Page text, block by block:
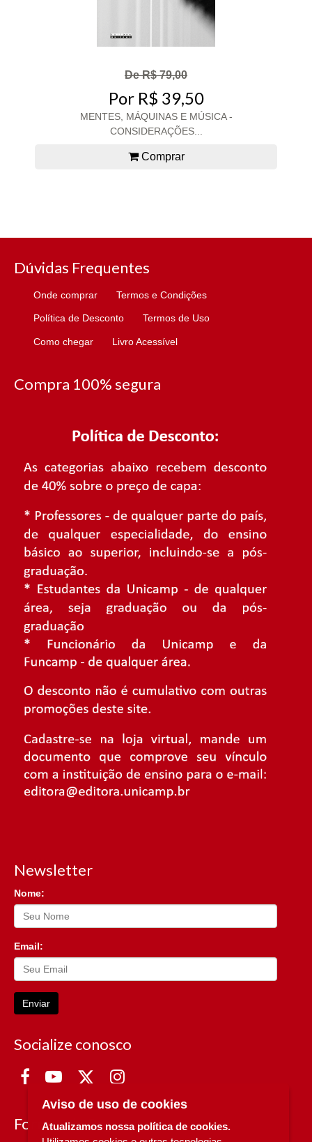
De R$ 79,00
Por R$ 39,50
MENTES, MÁQUINAS E MÚSICA -
CONSIDERAÇÕES...
Comprar
Dúvidas Frequentes
Onde comprar Termos e Condições
Política de Desconto Termos de Uso
Como chegar Livro Acessível
Compra 100% segura
Newsletter
Nome:
Email:
Enviar
Socialize conosco
Formas de Pagamento
Aviso de uso de cookies
Atualizamos nossa política de cookies.